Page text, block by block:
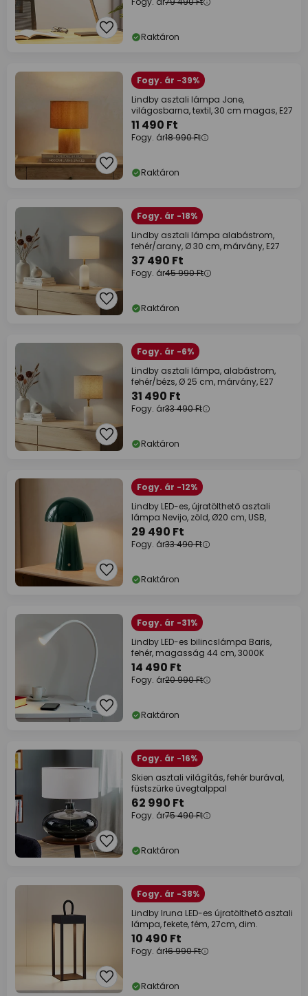
Raktáron
Fogy. ár -39%
Lindby asztali lámpa Jone,
világosbarna, textil, 30 cm magas, E27
11 490 Ft
Fogy. ár18 990 Ft
Raktáron
Fogy. ár -18%
Lindby asztali lámpa alabástrom,
fehér/arany, Ø 30 cm, márvány, E27
37 490 Ft
Fogy. ár45 990 Ft
Raktáron
Fogy. ár -6%
Lindby asztali lámpa, alabástrom,
fehér/bézs, Ø 25 cm, márvány, E27
31 490 Ft
Fogy. ár33 490 Ft
Raktáron
Fogy. ár -12%
Lindby LED-es, újratölthető asztali
lámpa Nevijo, zöld, Ø20 cm, USB,
29 490 Ft
Fogy. ár33 490 Ft
Raktáron
Fogy. ár -31%
Lindby LED-es bilincslámpa Baris,
fehér, magasság 44 cm, 3000K
14 490 Ft
Fogy. ár20 990 Ft
Raktáron
Fogy. ár -16%
Skien asztali világítás, fehér burával,
füstszürke üvegtalppal
62 990 Ft
Fogy. ár75 490 Ft
Raktáron
Fogy. ár -38%
Lindby Iruna LED-es újratölthető asztali
lámpa, fekete, fém, 27cm, dim.
10 490 Ft
Fogy. ár16 990 Ft
Raktáron